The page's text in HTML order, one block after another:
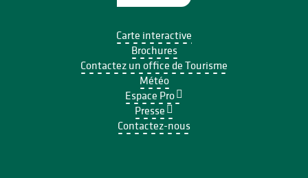
Carte interactive
Brochures
Contactez un office de Tourisme
Météo
Espace Pro
Presse
Contactez-nous